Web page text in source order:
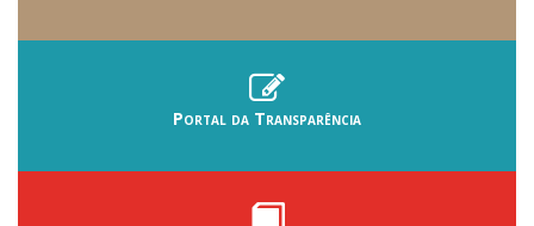
Portal da Transparência